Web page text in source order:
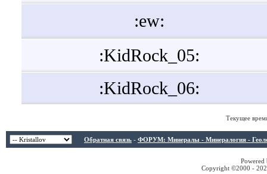
:ew:
:KidRock_05:
:KidRock_06:
Текущее
Обратная связь - ФОРУМ: Минералы - Минералогия -
Copyright ©2000 -